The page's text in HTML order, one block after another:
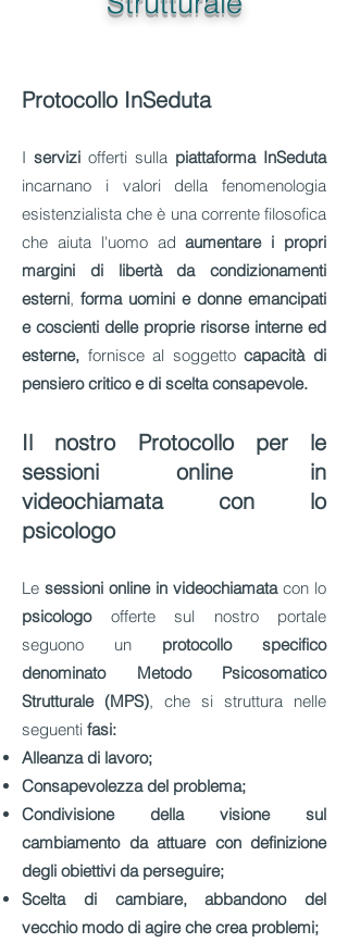
Protocollo InSeduta
I servizi offerti sulla piattaforma InSeduta
incarnano i valori della fenomenologia
esistenzialista che è una corrente filosofica
che aiuta l'uomo adaumentare i propri
margini di libertà da condizionamenti
esterni, forma uomini e donne emancipati
e coscienti delle proprie risorse interne ed
esterne, fornisce al soggettocapacità di
pensiero critico e di scelta consapevole.
Il nostro Protocollo per le
sessioni online in
videochiamata con lo
psicologo
Le sessioni online in videochiamatacon lo
psicologoofferte sul nostro portale
seguono un protocollo specifico
denominato Metodo Psicosomatico
Strutturale (MPS), che si struttura nelle
seguenti fasi:
Alleanza di lavoro;
Consapevolezza del problema;
Condivisione della visionesul
cambiamento da attuare con definizione
degli obiettivi da perseguire;
Scelta di cambiare, abbandono del
vecchio modo di agireche crea problemi;